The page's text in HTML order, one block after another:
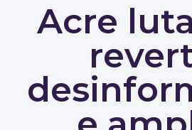
Acre